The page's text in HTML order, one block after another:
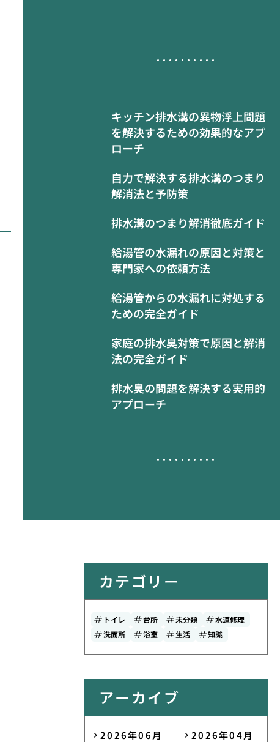
キッチン排水溝の異物浮上問題
を解決するための効果的なアプ
ローチ
自力で解決する排水溝のつまり
解消法と予防策
排水溝のつまり解消徹底ガイド
給湯管の水漏れの原因と対策と
専門家への依頼方法
給湯管からの水漏れに対処する
ための完全ガイド
家庭の排水臭対策で原因と解消
法の完全ガイド
排水臭の問題を解決する実用的
アプローチ
カテゴリー
トイレ 台所 未分類
水道修理
洗面所
浴室 生活 知識
アーカイブ
2026年06月
2026年04月